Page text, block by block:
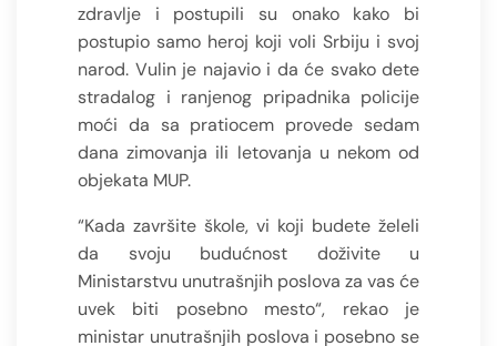
zdravlje i postupili su onako kako bi
postupio samo heroj koji voli Srbiju i svoj
narod. Vulin je najavio i da će svako dete
stradalog i ranjenog pripadnika policije
moći da sa pratiocem provede sedam
dana zimovanja ili letovanja u nekom od
objekata MUP.
“Kada završite škole, vi koji budete želeli
da svoju budućnost doživite u
Ministarstvu unutrašnjih poslova za vas će
uvek biti posebno mesto“, rekao je
ministar unutrašnjih poslova i posebno se